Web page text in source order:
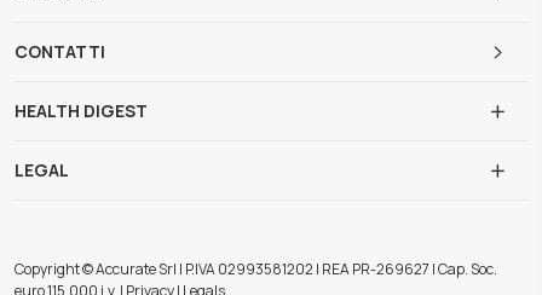
CONTATTI
HEALTH DIGEST
LEGAL
Copyright © Accurate Srl | P.IVA 02993581202 | REA PR-269627 | Cap. Soc.
euro 115.000 i.v. | Privacy | Legals